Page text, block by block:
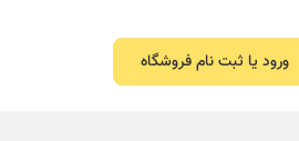
ورود یا ثبت نام فروشگاه